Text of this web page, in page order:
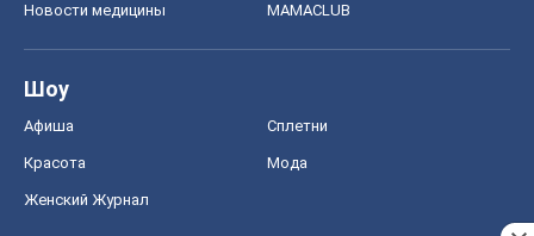
Новости медицины MAMACLUB
Шоу
Афиша Сплетни
Красота Мода
Женский Журнал